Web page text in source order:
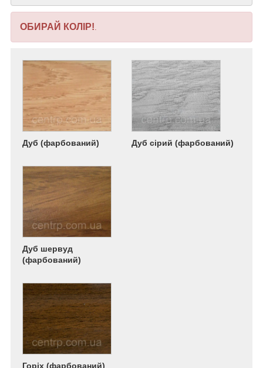
ОБИРАЙ КОЛІР!.
Дуб (фарбований) Дуб сірий (фарбований)
Дуб шервуд
(фарбований)
Горіх (фарбований)